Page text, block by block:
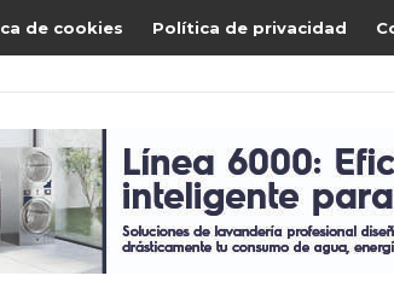
de cookies Política de privacidad